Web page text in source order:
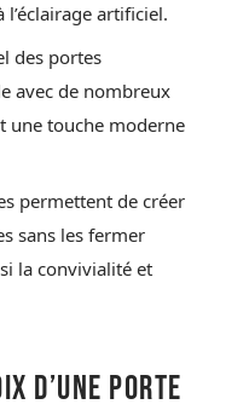
artificiel.
des portes
avec de nombreux
une touche moderne
permettent de créer
sans les fermer
la convivialité et
d’une porte